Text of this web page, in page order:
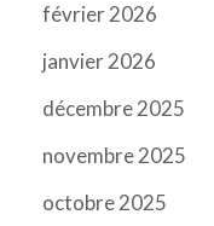
février 2026
janvier 2026
décembre 2025
novembre 2025
octobre 2025